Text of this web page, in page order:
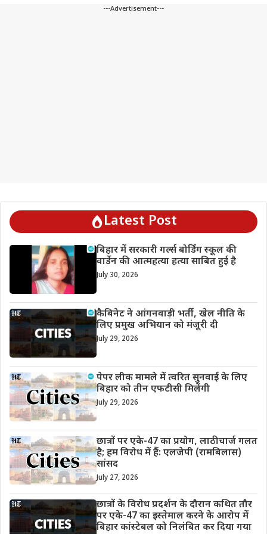
---Advertisement---
Latest Post
बिहार में सरकारी गर्ल्स बोर्डिंग स्कूल की
वार्डेन की आत्महत्या हत्या साबित हुई है
July 30, 2026
कैबिनेट ने आंगनवाड़ी भर्ती, खेल नीति के
लिए प्रमुख अभियान को मंजूरी दी
July 29, 2026
पेपर लीक मामले में त्वरित सुनवाई के लिए
बिहार को तीन एफटीसी मिलेंगी
July 29, 2026
छात्रों पर एके-47 का प्रयोग, लाठीचार्ज गलत
है; हम विरोध में हैं: एलजेपी (रामबिलास)
सांसद
July 27, 2026
छात्रों के विरोध प्रदर्शन के दौरान कथित तौर
पर एके-47 का इस्तेमाल करने के आरोप में
बिहार कांस्टेबल को निलंबित कर दिया गया